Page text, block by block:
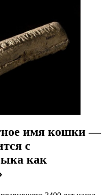
имя кошки —
с
как